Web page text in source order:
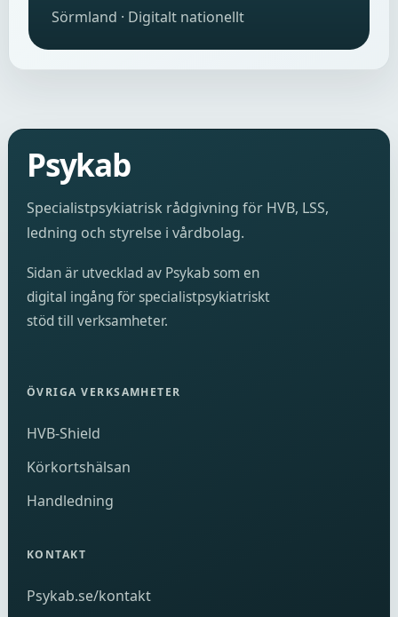
Sörmland · Digitalt nationellt
Psykab
Specialistpsykiatrisk rådgivning för HVB, LSS,
ledning och styrelse i vårdbolag.
Sidan är utvecklad av Psykab som en
digital ingång för specialistpsykiatriskt
stöd till verksamheter.
ÖVRIGA VERKSAMHETER
HVB-Shield
Körkortshälsan
Handledning
KONTAKT
Psykab.se/kontakt